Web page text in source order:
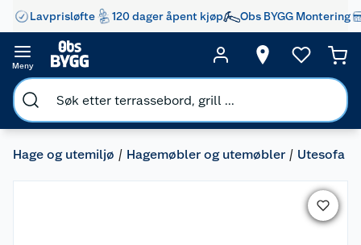
Lavprisløfte 120 dager åpent kjøp Obs BYGG Montering
Meny
Hage og utemiljø Hagemøbler og utemøbler Utesofa